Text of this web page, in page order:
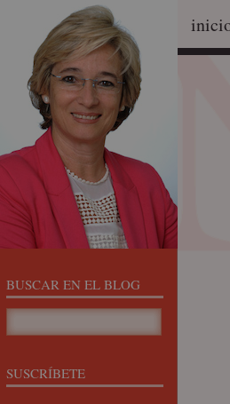
BUSCAR EN EL BLOG
SUSCRÍBETE